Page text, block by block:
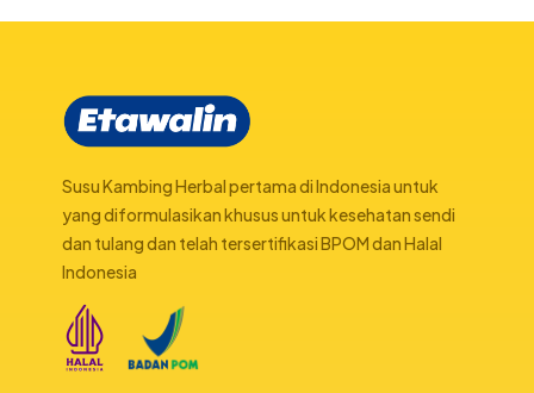
Susu Kambing Herbal pertama di Indonesia untuk
yang diformulasikan khusus untuk kesehatan sendi
dan tulang dan telah tersertifikasi BPOM dan Halal
Indonesia